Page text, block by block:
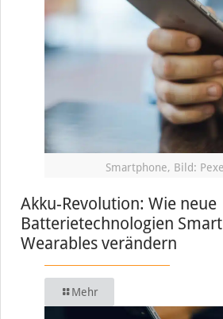
Smartphone, Bild:
Akku-Revolution: Wie neue
Batterietechnologien
Wearables verändern
Mehr